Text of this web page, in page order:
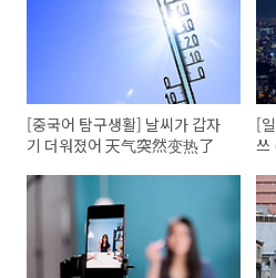
[중국어 탐구생활] 날씨가 갑자
기 더워졌어 天气突然变热了
[
쓰